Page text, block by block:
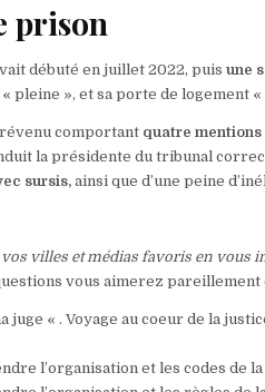
prison
débuté en juillet 2022, puisune
pleine », et sa porte de logement «
comportant quatre mentions
la présidente du tribunal
sursis, ainsi que d’une peine
vos villes et médias favoris en vous
vous aimerez pareillement
juge « . Voyage au coeur de la
l’organisation et les codes de